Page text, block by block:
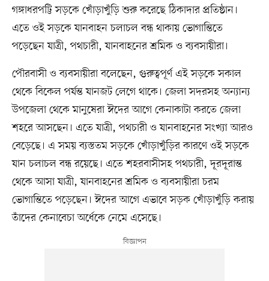
গঙ্গাধরপট্টি সড়কে খোঁড়াখুঁড়ি শুরু করেছে ঠিকাদার প্রতিষ্ঠান।
এতে ওই সড়কে যানবাহন চলাচল বন্ধ থাকায় ভোগান্তিতে
পড়েছেন যাত্রী, পথচারী, যানবাহনের শ্রমিক ও ব্যবসায়ীরা।
পৌরবাসী ও ব্যবসায়ীরা বলেছেন, গুরুত্বপূর্ণ এই সড়কে সকাল
থেকে বিকেল পর্যন্ত যানজট লেগে থাকে। জেলা সদরসহ অন্যান্য
উপজেলা থেকে মানুষেরা ঈদের আগে কেনাকাটা করতে জেলা
শহরে আসছেন। এতে যাত্রী, পথচারী ও যানবাহনের সংখ্যা আরও
বেড়েছে। এ সময় ব্যস্ততম সড়কে খোঁড়াখুঁড়ির কারণে ওই সড়কে
যান চলাচল বন্ধ রয়েছে। এতে শহরবাসীসহ পথচারী, দূরদূরান্ত
থেকে আসা যাত্রী, যানবাহনের শ্রমিক ও ব্যবসায়ীরা চরম
ভোগান্তিতে পড়েছেন। ঈদের আগে এভাবে সড়ক খোঁড়াখুঁড়ি করায়
তাঁদের কেনাবেচা অর্ধেকে নেমে এসেছে।